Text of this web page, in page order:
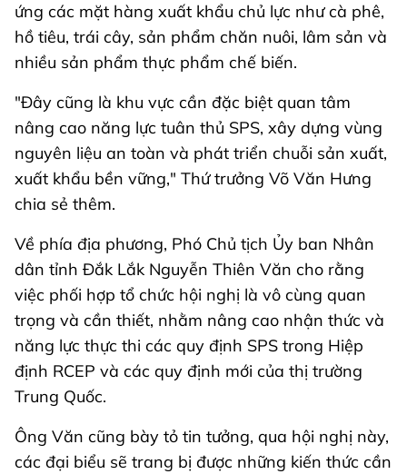
ứng các mặt hàng xuất khẩu chủ lực như cà phê,
hồ tiêu, trái cây, sản phẩm chăn nuôi, lâm sản và
nhiều sản phẩm thực phẩm chế biến.
"Đây cũng là khu vực cần đặc biệt quan tâm
nâng cao năng lực tuân thủ SPS, xây dựng vùng
nguyên liệu an toàn và phát triển chuỗi sản xuất,
xuất khẩu bền vững," Thứ trưởng Võ Văn Hưng
chia sẻ thêm.
Về phía địa phương, Phó Chủ tịch Ủy ban Nhân
dân tỉnh Đắk Lắk Nguyễn Thiên Văn cho rằng
việc phối hợp tổ chức hội nghị là vô cùng quan
trọng và cần thiết, nhằm nâng cao nhận thức và
năng lực thực thi các quy định SPS trong Hiệp
định RCEP và các quy định mới của thị trường
Trung Quốc.
Ông Văn cũng bày tỏ tin tưởng, qua hội nghị này,
các đại biểu sẽ trang bị được những kiến thức cần